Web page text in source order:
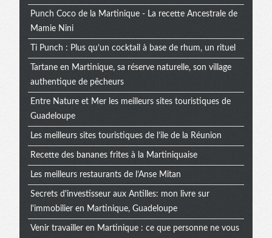
Punch Coco de la Martinique - La recette Ancestrale de
Mamie Nini
Ti Punch : Plus qu’un cocktail à base de rhum, un rituel
Tartane en Martinique, sa réserve naturelle, son village
authentique de pêcheurs
Entre Nature et Mer les meilleurs sites touristiques de
Guadeloupe
Les meilleurs sites touristiques de l’ile de la Réunion
Recette des bananes frites à la Martiniquaise
Les meilleurs restaurants de l’Anse Mitan
Secrets d'investisseur aux Antilles: mon livre sur
l'immobilier en Martinique, Guadeloupe
Venir travailler en Martinique : ce que personne ne vous